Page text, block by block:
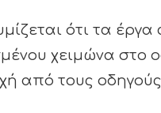
ότι τα
χειμώνα στο
από τους